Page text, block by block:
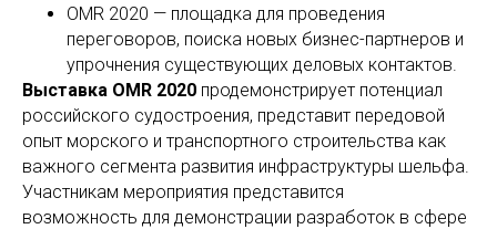
OMR 2020 — площадка для проведения
переговоров, поиска новых бизнес-партнеров и
упрочнения существующих деловых контактов.
Выставка OMR 2020 продемонстрирует потенциал
российского судостроения, представит передовой
опыт морского и транспортного строительства как
важного сегмента развития инфраструктуры шельфа.
Участникам мероприятия представится
возможность для демонстрации разработок в сфере